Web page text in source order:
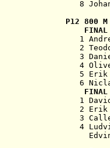
P12 800 M
FINAL
1
2
3
4
5 Erik
6
FINAL
1
2 Erik
3
4